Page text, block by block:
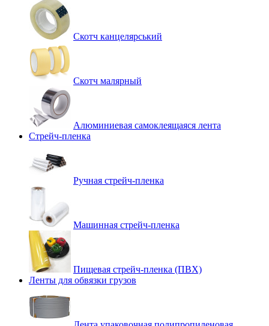
Скотч канцелярський
Скотч малярный
Алюминиевая самоклеящаяся лента
Стрейч-пленка
Ручная стрейч-пленка
Машинная стрейч-пленка
Пищевая стрейч-пленка (ПВХ)
Ленты для обвязки грузов